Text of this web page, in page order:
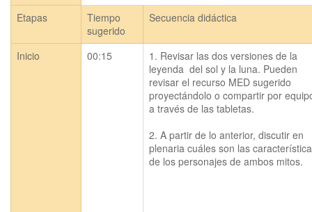
Etapas
Tiempo
sugerido
Secuencia didáctica
Inicio 00:15
1. Revisar las dos versiones de la
leyenda  del sol y la luna. Pueden
revisar el recurso MED sugerido
proyectándolo o compartir por
a través de las tabletas.
2. A partir de lo anterior, discutir en
plenaria cuáles son las